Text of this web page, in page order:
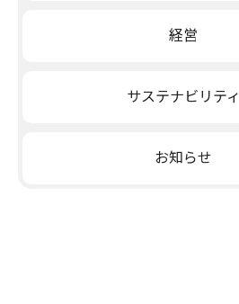
経営
サステナビリティ
お知らせ